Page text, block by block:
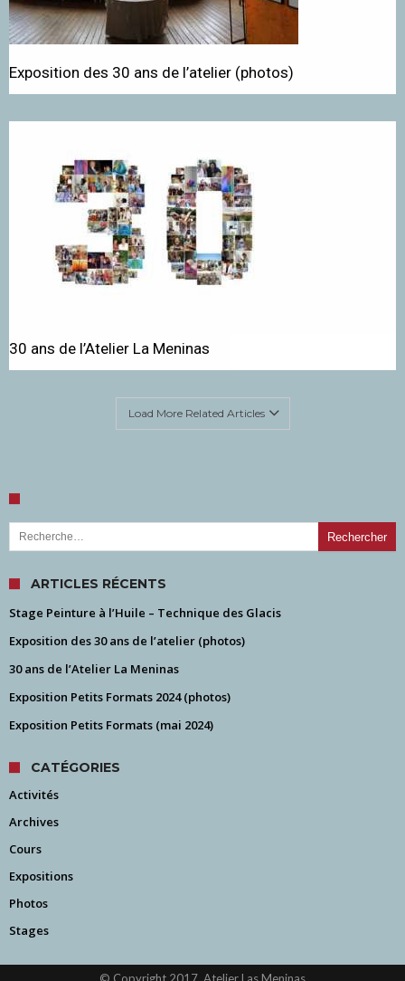
Exposition des 30 ans de l’atelier (photos)
30 ans de l’Atelier La Meninas
Load More Related Articles
Rechercher :
ARTICLES RÉCENTS
Stage Peinture à l’Huile – Technique des Glacis
Exposition des 30 ans de l’atelier (photos)
30 ans de l’Atelier La Meninas
Exposition Petits Formats 2024 (photos)
Exposition Petits Formats (mai 2024)
CATÉGORIES
Activités
Archives
Cours
Expositions
Photos
Stages